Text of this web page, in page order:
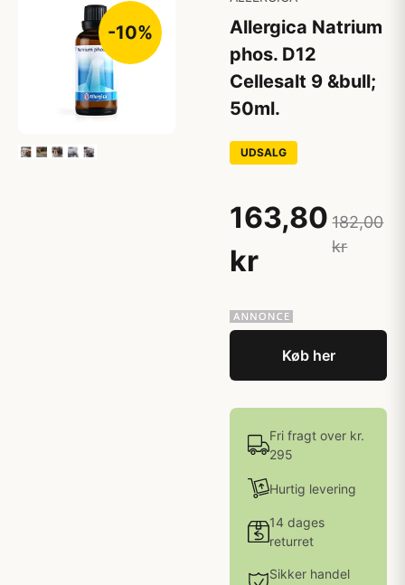
-10%
Allergica Natrium
phos. D12
Cellesalt 9 &bull;
50ml.
UDSALG
163,80
kr
182,00
kr
Køb her
Fri fragt over kr.
295
Hurtig levering
14 dages
returret
Sikker handel